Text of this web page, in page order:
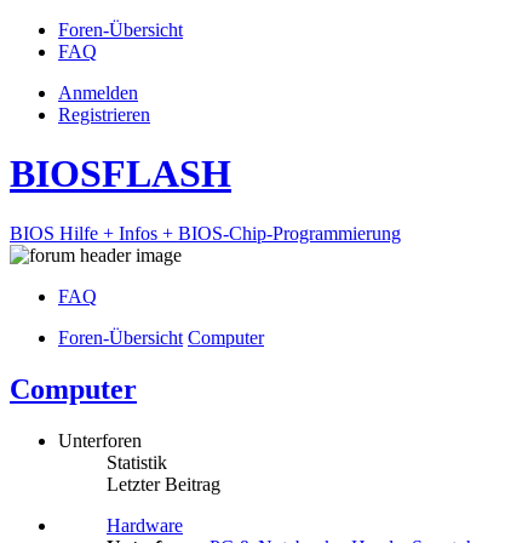
Foren-Übersicht
FAQ
Anmelden
Registrieren
BIOSFLASH
BIOS Hilfe + Infos + BIOS-Chip-Programmierung
FAQ
Foren-Übersicht Computer
Computer
Unterforen
Statistik
Letzter Beitrag
Hardware